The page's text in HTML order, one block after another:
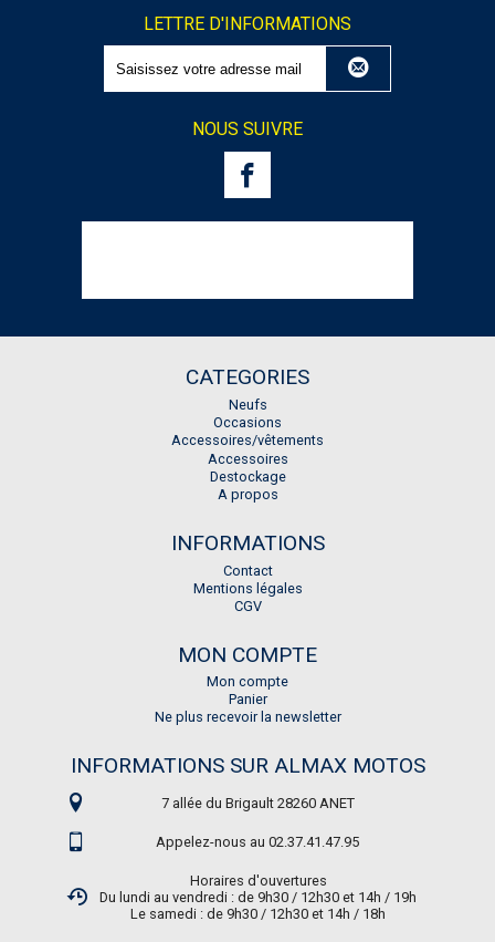
LETTRE D'INFORMATIONS
NOUS SUIVRE
CATEGORIES
Neufs
Occasions
Accessoires/vêtements
Accessoires
Destockage
A propos
INFORMATIONS
Contact
Mentions légales
CGV
MON COMPTE
Mon compte
Panier
Ne plus recevoir la newsletter
INFORMATIONS SUR ALMAX MOTOS
7 allée du Brigault 28260 ANET
Appelez-nous au 02.37.41.47.95
Horaires d'ouvertures
Du lundi au vendredi : de 9h30 / 12h30 et 14h / 19h
Le samedi : de 9h30 / 12h30 et 14h / 18h